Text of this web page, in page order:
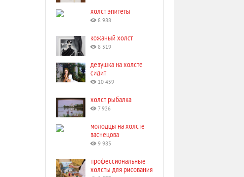
холст эпитеты
8 988
кожаный холст
8 519
девушка на холсте
сидит
10 459
холст рыбалка
7 926
молодцы на холсте
васнецова
9 983
профессиональные
холсты для рисования